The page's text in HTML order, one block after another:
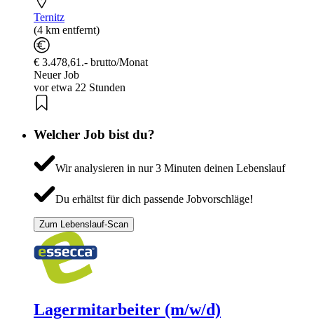
Ternitz
(4 km entfernt)
€ 3.478,61.- brutto/Monat
Neuer Job
vor etwa 22 Stunden
Welcher Job bist du?
Wir analysieren in nur 3 Minuten deinen Lebenslauf
Du erhältst für dich passende Jobvorschläge!
Zum Lebenslauf-Scan
Lagermitarbeiter (m/w/d)